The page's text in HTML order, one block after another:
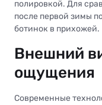
полировкой. Для
после первой зимы
ботинок в прихожей.
Внешний
ощущения
Современные